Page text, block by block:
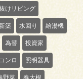
けリビング
新築 水回り 給湯機
為替 投資家
ンロ 照明器具